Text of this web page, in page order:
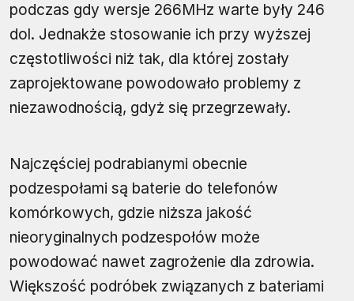
podczas gdy wersje 266MHz warte były 246
dol. Jednakże stosowanie ich przy wyższej
częstotliwości niż tak, dla której zostały
zaprojektowane powodowało problemy z
niezawodnością, gdyż się przegrzewały.
Najczęściej podrabianymi obecnie
podzespołami są baterie do telefonów
komórkowych, gdzie niższa jakość
nieoryginalnych podzespołów może
powodować nawet zagrożenie dla zdrowia.
Większość podróbek związanych z bateriami